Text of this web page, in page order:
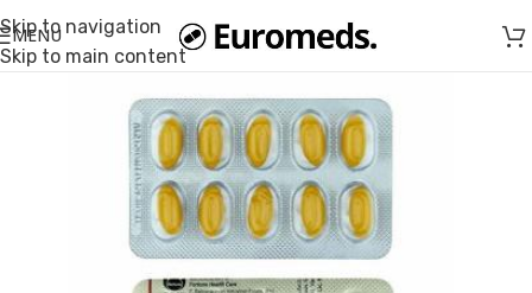
Skip to navigation
Skip to main content
MENU